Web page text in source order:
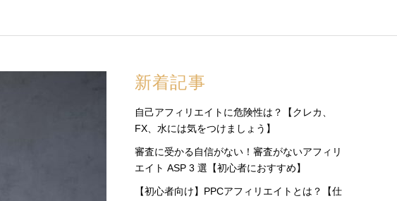
新着記事
自己アフィリエイトに危険性は？【クレカ、
FX、水には気をつけましょう】
審査に受かる自信がない！審査がないアフィリ
エイト ASP 3 選【初心者におすすめ】
【初心者向け】PPCアフィリエイトとは？【仕